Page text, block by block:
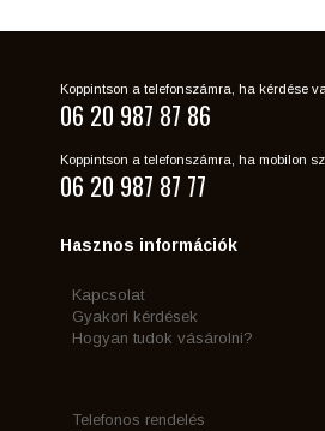
Koppintson a telefonszámra, ha kérdése
06 20 987 87 86
Koppintson a telefonszámra, ha mobilon
06 20 987 87 77
Hasznos információk
Kapcsolat
Gyakori kérdések
Hogyan tudok vásárolni?
Telefonos rendelés